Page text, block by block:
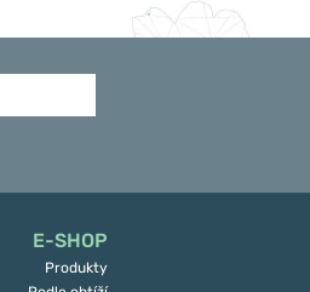
E-SHOP
Produkty